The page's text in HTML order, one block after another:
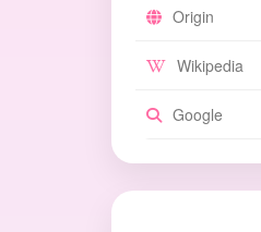
Origin
Wikipedia
Google